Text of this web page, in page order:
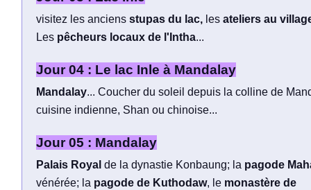
visitez les anciensstupas du lac, lesateliers au
Les pêcheurs locaux de l'Intha...
Jour 04 : Le lac Inle à Mandalay
Mandalay... Coucher du soleil depuis la colline de
cuisine indienne, Shan ou chinoise...
Jour 05 : Mandalay
Palais Royal de la dynastie Konbaung; la pagode
vénérée; la pagode de Kuthodaw, le monastère de